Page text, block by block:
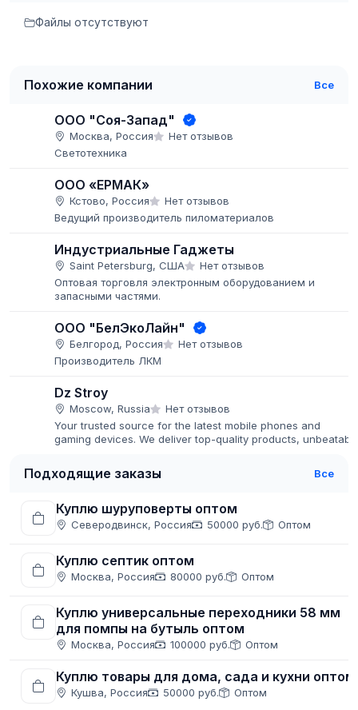
Файлы отсутствуют
Похожие компании Все
ООО "Соя-Запад"
Москва, Россия
Нет отзывов
Светотехника
ООО «ЕРМАК»
Кстово, Россия
Нет отзывов
Ведущий производитель пиломатериалов
Индустриальные Гаджеты
Saint Petersburg, США
Нет отзывов
Оптовая торговля электронным оборудованием и
запасными частями.
ООО "БелЭкоЛайн"
Белгород, Россия
Нет отзывов
Производитель ЛКМ
Dz Stroy
Moscow, Russia
Нет отзывов
Your trusted source for the latest mobile phones and
gaming devices. We deliver top-quality products,
Подходящие заказы Все
Куплю шуруповерты оптом
Северодвинск, Россия 50000 руб. Оптом
Куплю септик оптом
Москва, Россия 80000 руб. Оптом
Куплю универсальные переходники 58 мм
для помпы на бутыль оптом
Москва, Россия 100000 руб. Оптом
Куплю товары для дома, сада и кухни оптом
Кушва, Россия 50000 руб. Оптом